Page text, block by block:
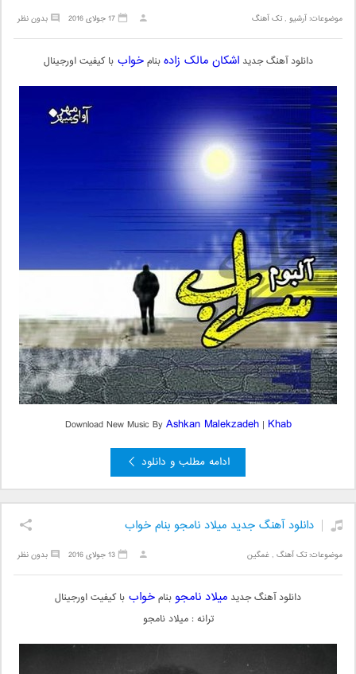
موضوعات:آرشیو ,تک آهنگ بدون نظر 17 جولای 2016
دانلود آهنگ جدیداشکان مالک زادهبنامخواببا کیفیت اورجینال
Download New Music ByAshkan Malekzadeh| Khab
ادامه مطلب و دانلود
دانلود آهنگ جدید میلاد نامجو بنام خواب
موضوعات:تک آهنگ ,غمگین بدون نظر 13 جولای 2016
دانلود آهنگ جدید میلاد نامجوبنامخواب با کیفیت اورجینال
ترانه : میلاد نامجو